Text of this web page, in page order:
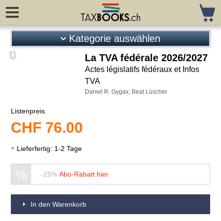
Kategorie auswählen
Kommentare Bund
Kommentare Kantone
Umstrukturierungen
VSt / Stempelabgabe
Privatvermögen / Vorsorge
Interkantonal / -national
La TVA fédérale 2026/2027
Actes législatifs fédéraux et Infos
TVA
Daniel R. Gygax, Beat Lüscher
Listenpreis
CHF 76.00
Lieferfertig: 1-2 Tage
% -25% Abo-Rabatt hier
In den Warenkorb